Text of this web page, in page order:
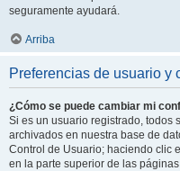
seguramente ayudará.
Arriba
Preferencias de usuario y
¿Cómo se puede cambiar mi
Si es un usuario registrado, todos
archivados en nuestra base de
Control de Usuario; haciendo clic
en la parte superior de las